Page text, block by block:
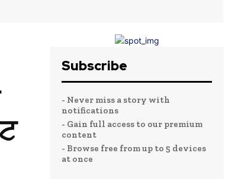
Subscribe
- Never miss a story with
notifications
- Gain full access to our premium
content
- Browse free from up to 5 devices
at once